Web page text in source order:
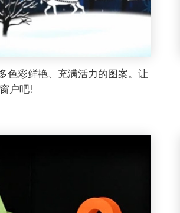
色彩鲜艳、充满活力的图案。让
户吧!